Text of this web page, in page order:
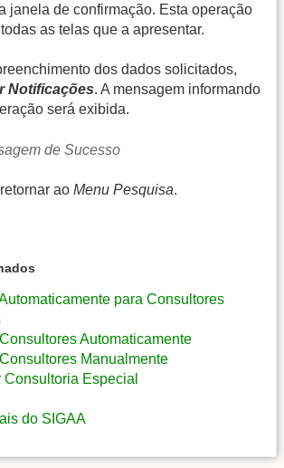
janela de confirmação. Esta operação
as telas que a apresentar.
dos dados solicitados,
Notificações. A mensagem informando
será exibida.
ao Menu Pesquisa.
para Consultores
Automaticamente
Manualmente
Consultoria Especial
do SIGAA